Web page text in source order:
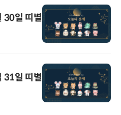
30일 띠별
31일 띠별